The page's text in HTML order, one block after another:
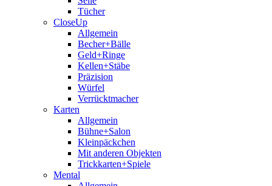
Tücher
CloseUp
Allgemein
Becher+Bälle
Geld+Ringe
Kellen+Stäbe
Präzision
Würfel
Verrücktmacher
Karten
Allgemein
Bühne+Salon
Kleinpäckchen
Mit anderen Objekten
Trickkarten+Spiele
Mental